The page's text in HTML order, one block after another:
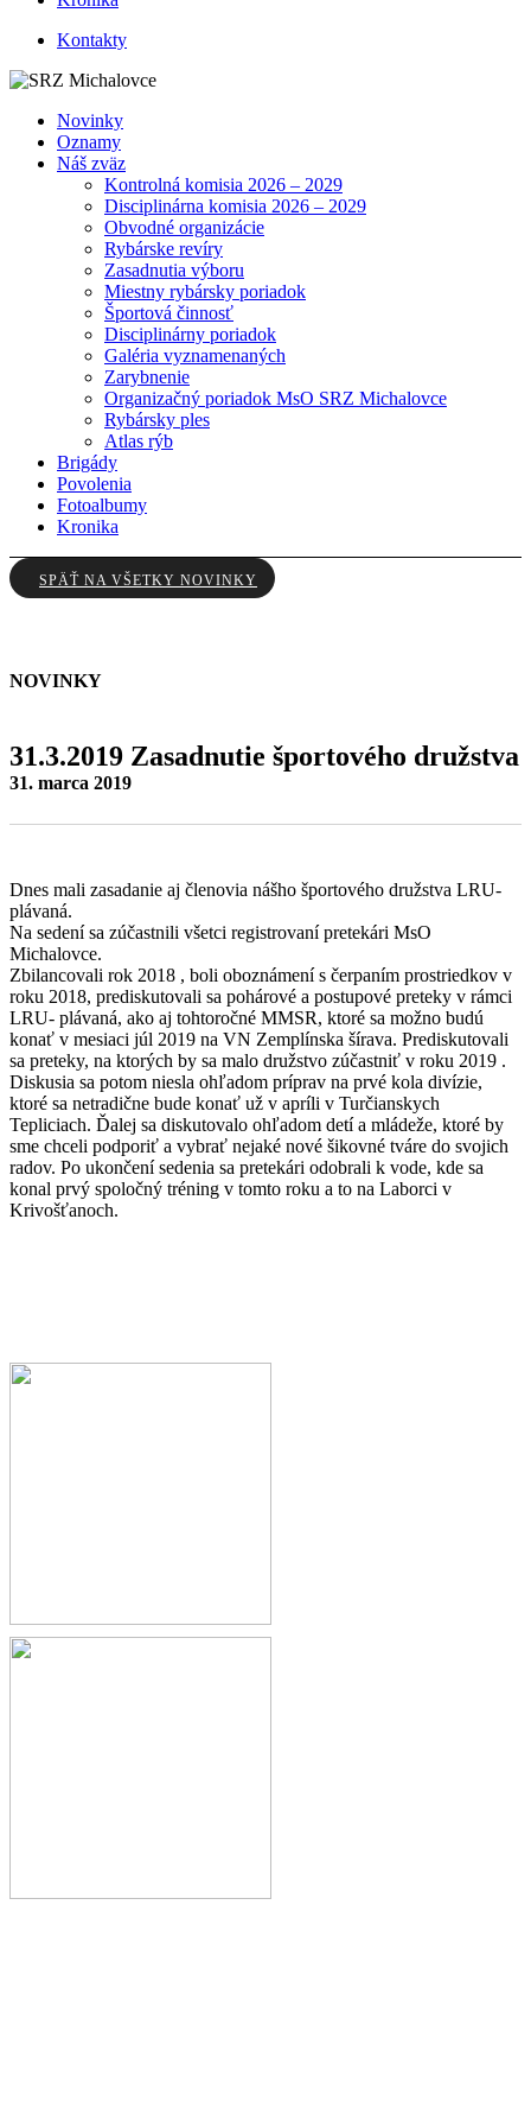
Kontakty
Novinky
Oznamy
Náš zväz
Kontrolná komisia 2026 – 2029
Disciplinárna komisia 2026 – 2029
Obvodné organizácie
Rybárske revíry
Zasadnutia výboru
Miestny rybársky poriadok
Športová činnosť
Disciplinárny poriadok
Galéria vyznamenaných
Zarybnenie
Organizačný poriadok MsO SRZ Michalovce
Rybársky ples
Atlas rýb
Brigády
Povolenia
Fotoalbumy
Kronika
SPÄŤ NA VŠETKY NOVINKY
NOVINKY
31.3.2019 Zasadnutie športového družstva
31. marca 2019
Dnes mali zasadanie aj členovia nášho športového družstva LRU-
plávaná.
Na sedení sa zúčastnili všetci registrovaní pretekári MsO
Michalovce.
Zbilancovali rok 2018 , boli oboznámení s čerpaním prostriedkov v
roku 2018, prediskutovali sa pohárové a postupové preteky v rámci
LRU- plávaná, ako aj tohtoročné MMSR, ktoré sa možno budú
konať v mesiaci júl 2019 na VN Zemplínska šírava. Prediskutovali
sa preteky, na ktorých by sa malo družstvo zúčastniť v roku 2019 .
Diskusia sa potom niesla ohľadom príprav na prvé kola divízie,
ktoré sa netradične bude konať už v apríli v Turčianskych
Tepliciach. Ďalej sa diskutovalo ohľadom detí a mládeže, ktoré by
sme chceli podporiť a vybrať nejaké nové šikovné tváre do svojich
radov. Po ukončení sedenia sa pretekári odobrali k vode, kde sa
konal prvý spoločný tréning v tomto roku a to na Laborci v
Krivošťanoch.